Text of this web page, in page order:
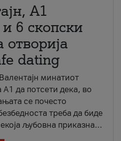
A1
6 скопски
dating
минатиот
да потсети дека, во
се почесто
треба да биде
љубовна приказна...